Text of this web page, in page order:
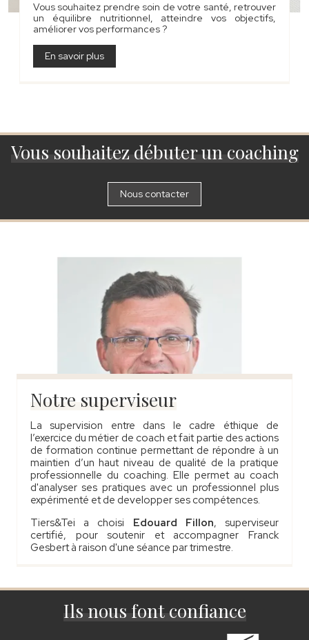
Vous souhaitez prendre soin de votre santé, retrouver
un équilibre nutritionnel, atteindre vos objectifs,
améliorer vos performances ?
En savoir plus
Vous souhaitez débuter un coaching
Nous contacter
Notre superviseur
La supervision entre dans le cadre éthique de
l’exercice du métier de coach et fait partie des actions
de formation continue permettant de répondre à un
maintien d’un haut niveau de qualité de la pratique
professionnelle du coaching. Elle permet au coach
d'analyser ses pratiques avec un professionnel plus
expérimenté et de developper ses compétences.
Tiers&Tei a choisi Edouard Fillon, superviseur
certifié, pour soutenir et accompagner Franck
Gesbert à raison d'une séance par trimestre.
Ils nous font confiance